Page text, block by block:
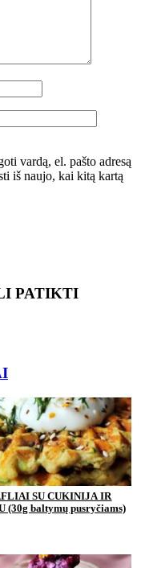
vardą, el. pašto adresą
iš naujo, kai kitą kartą
PATIKTI
SU CUKINIJA IR
(30g baltymų pusryčiams)